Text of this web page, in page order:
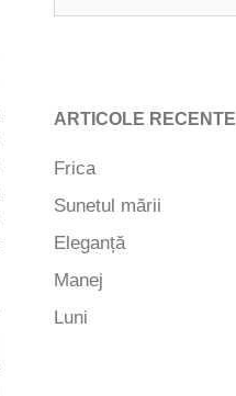
ARTICOLE RECENTE
Frica
Sunetul mării
Eleganță
Manej
Luni